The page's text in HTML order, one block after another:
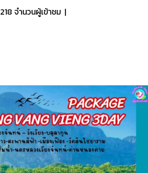
218 จำนวนผู้เข้าชม |